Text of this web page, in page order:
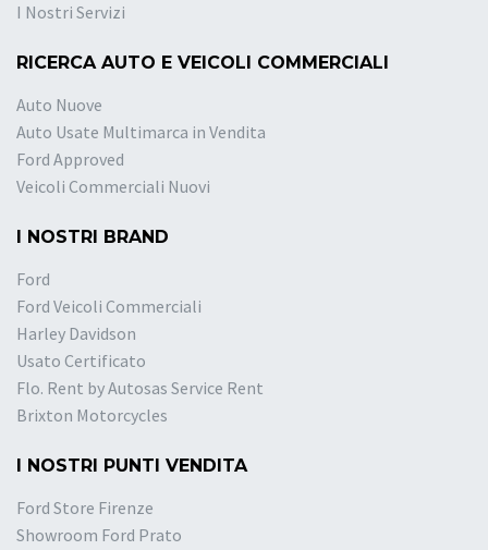
I Nostri Servizi
RICERCA AUTO E VEICOLI COMMERCIALI
Auto Nuove
Auto Usate Multimarca in Vendita
Ford Approved
Veicoli Commerciali Nuovi
I NOSTRI BRAND
Ford
Ford Veicoli Commerciali
Harley Davidson
Usato Certificato
Flo. Rent by Autosas Service Rent
Brixton Motorcycles
I NOSTRI PUNTI VENDITA
Ford Store Firenze
Showroom Ford Prato